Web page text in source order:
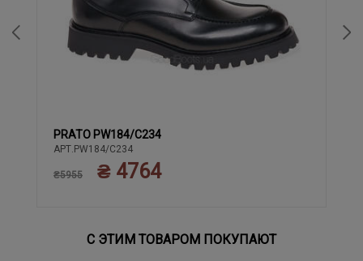
40 41 42 43
PRATO PW184/C234
АРТ.PW184/C234
₴5955 ₴ 4764
С ЭТИМ ТОВАРОМ ПОКУПАЮТ